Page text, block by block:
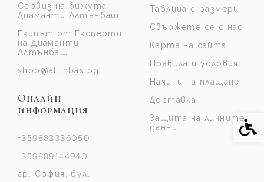
Сервиз на бижута
Диаманти Алтънбаш
Екипът от Експерти
на Диаманти
Алтънбаш
shop@altinbas.bg
Онлайн
информация
+359883336050
+359889144940
гр. София, бул.
Таблица с размери
Свържете се с нас
Карта на сайта
Правила и условия
Начини на плащане
Доставка
Защита на личните
данни